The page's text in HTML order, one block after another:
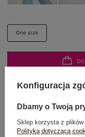
One size
Możesz kupić
Dostawaod 7,99
Konfiguracja
Dbamy o Twoją
Sklep korzysta z plików
Polityką dotyczącą